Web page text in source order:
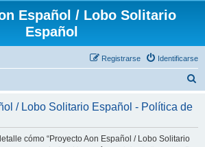
Español / Lobo Solitario
Español
Identificarse
Registrarse
c
/ Lobo Solitario Español - Política de
cómo “Proyecto Aon Español / Lobo Solitario